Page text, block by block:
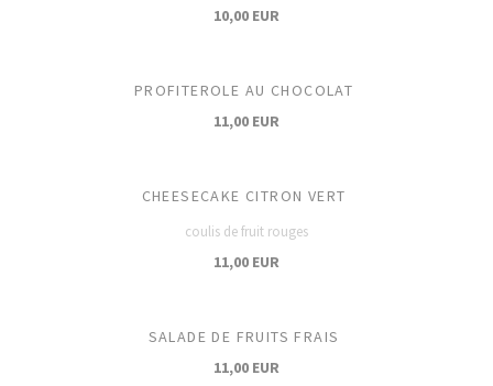
10,00 EUR
PROFITEROLE AU CHOCOLAT
11,00 EUR
CHEESECAKE CITRON VERT
coulis de fruit rouges
11,00 EUR
SALADE DE FRUITS FRAIS
11,00 EUR